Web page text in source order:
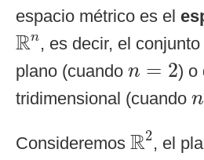
espacio métrico es el
Rn
Rn, es decir, el
plano (cuando n = 2
n
) o
tridimensional (cuando n
n
Consideremos R2
R2
, el